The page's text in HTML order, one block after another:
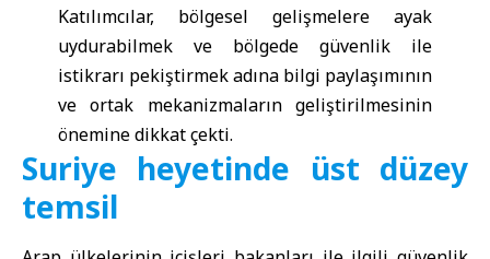
Katılımcılar, bölgesel gelişmelere ayak
uydurabilmek ve bölgede güvenlik ile
istikrarı pekiştirmek adına bilgi paylaşımının
ve ortak mekanizmaların geliştirilmesinin
önemine dikkat çekti.
Suriye heyetinde üst düzey
temsil